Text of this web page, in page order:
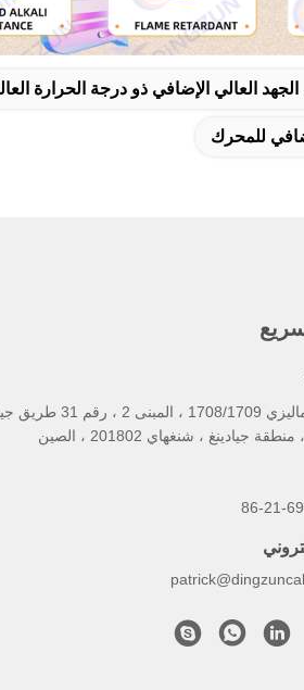
الجهد العالي الإضافي ذو درجة الحرارة
للمحرك
رينغيت ماليزي 1708/1709
جيادينغ ، شنغهاي 201802 ، الصين
86-21-